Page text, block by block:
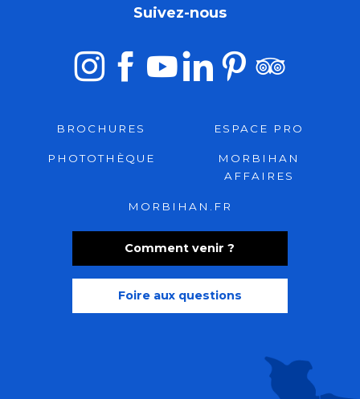
Comment venir ?
Foire aux questions
Suivez-nous
BROCHURES ESPACE PRO
PHOTOTHÈQUE
MORBIHAN
AFFAIRES
MORBIHAN.FR